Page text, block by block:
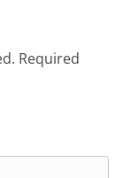
Required